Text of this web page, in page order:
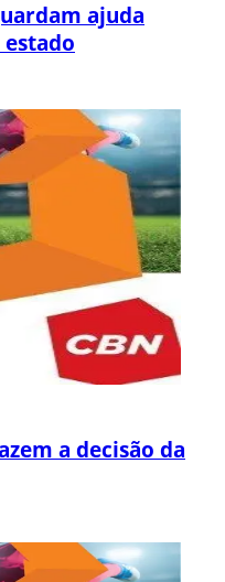
ajuda
a decisão da